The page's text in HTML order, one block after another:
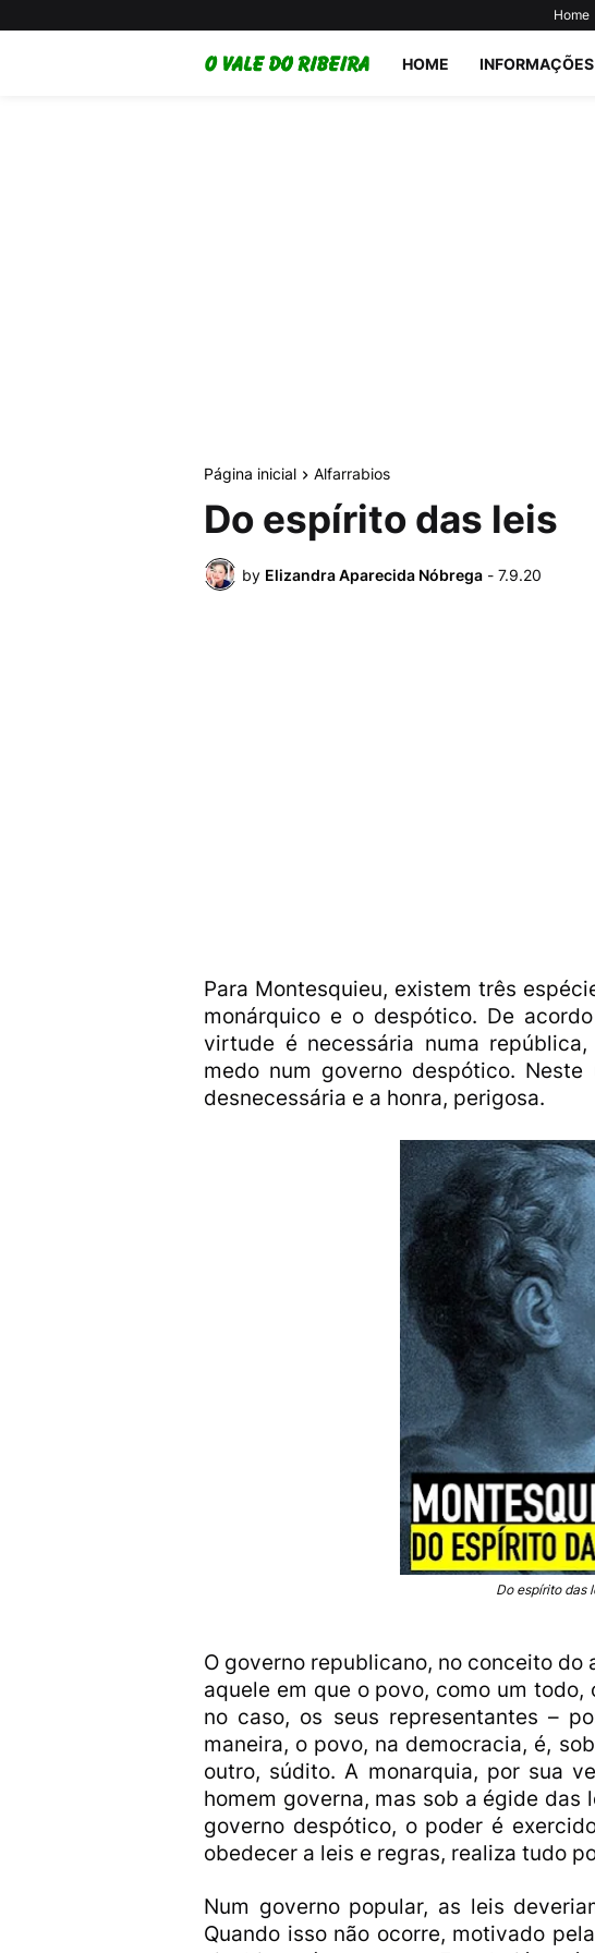
Home
HOME INFORMAÇÕES
Página inicial Alfarrabios
Do espírito das leis
by Elizandra Aparecida Nóbrega - 7.9.20
Para Montesquieu, existem três
monárquico e o despótico. De
virtude é necessária numa
medo num governo despótico.
desnecessária e a honra, perigosa.
Do espírito das
O governo republicano, no conceito do
aquele em que o povo, como um
no caso, os seus representantes –
maneira, o povo, na democracia, é,
outro, súdito. A monarquia, por sua
homem governa, mas sob a égide das
governo despótico, o poder é
obedecer a leis e regras, realiza tudo
Num governo popular, as leis
Quando isso não ocorre, motivado